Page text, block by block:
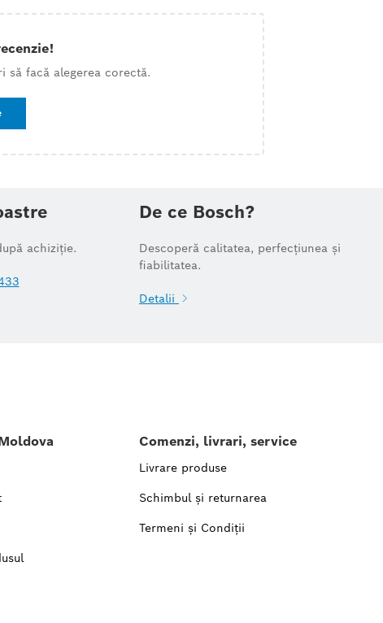
să facă alegerea corectă.
achiziție.
De ce Bosch?
Descoperă calitatea, perfecțiunea și
fiabilitatea.
Detalii
Comenzi, livrari, service
Livrare produse
Schimbul și returnarea
Termeni și Condiții